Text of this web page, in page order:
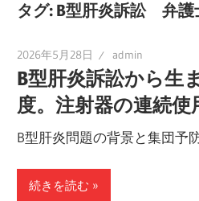
タグ: B型肝炎訴訟 弁護
2026年5月28日 admin
B型肝炎訴訟から生
度。注射器の連続使
B型肝炎問題の背景と集団予
続きを読む